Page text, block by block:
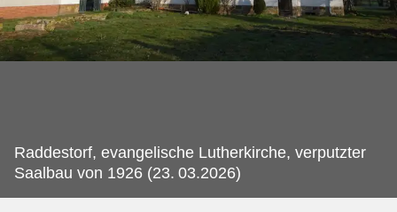
Raddestorf, evangelische Lutherkirche, verputzter
Saalbau von 1926 (23. 03.2026)